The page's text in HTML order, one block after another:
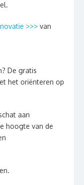
>>> van
De gratis
het oriënteren op
aan
hoogte van de